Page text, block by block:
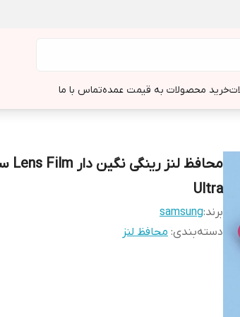
خرید محصولات به قیمت عمدهتماس با ما
Ultra
برند:samsung
دسته‌بندی: محافظ لنز